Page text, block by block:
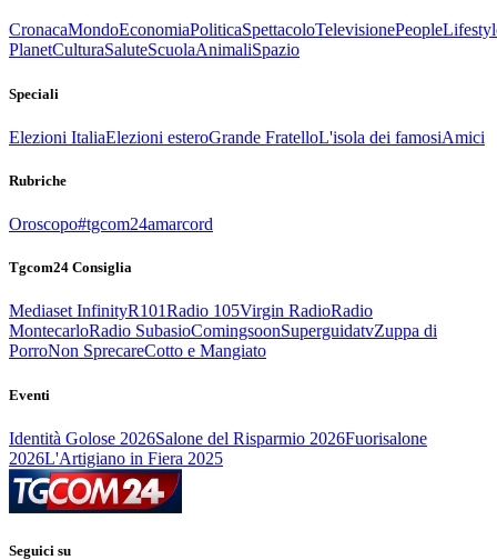
CronacaMondoEconomiaPoliticaSpettacoloTelevisionePeople
PlanetCulturaSaluteScuolaAnimaliSpazio
Speciali
Elezioni ItaliaElezioni esteroGrande FratelloL'isola dei famosiAmici
Rubriche
Oroscopo#tgcom24amarcord
Tgcom24 Consiglia
Mediaset InfinityR101Radio 105Virgin RadioRadio
MontecarloRadio SubasioComingsoonSuperguidatvZuppa di
PorroNon SprecareCotto e Mangiato
Eventi
Identità Golose 2026Salone del Risparmio 2026Fuorisalone
2026L'Artigiano in Fiera 2025
Seguici su